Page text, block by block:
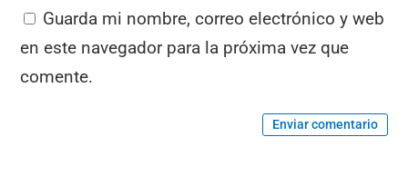
Guarda mi nombre, correo electrónico y web
en este navegador para la próxima vez que
comente.
Enviar comentario